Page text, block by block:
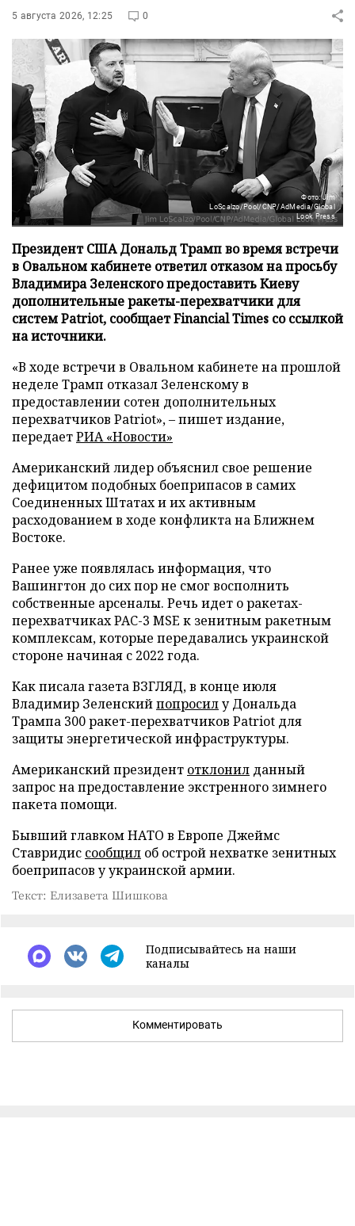
5 августа 2026, 12:25 0
Фото: Jim
LoScalzo/Pool/CNP/AdMedia/Global
Look Press
Президент США Дональд Трамп во время встречи
в Овальном кабинете ответил отказом на просьбу
Владимира Зеленского предоставить Киеву
дополнительные ракеты-перехватчики для
систем Patriot, сообщает Financial Times со ссылкой
на источники.
«В ходе встречи в Овальном кабинете на прошлой
неделе Трамп отказал Зеленскому в
предоставлении сотен дополнительных
перехватчиков Patriot», – пишет издание,
передаетРИА «Новости»
Американский лидер объяснил свое решение
дефицитом подобных боеприпасов в самих
Соединенных Штатах и их активным
расходованием в ходе конфликта на Ближнем
Востоке.
Ранее уже появлялась информация, что
Вашингтон до сих пор не смог восполнить
собственные арсеналы. Речь идет о ракетах-
перехватчиках PAC-3 MSE к зенитным ракетным
комплексам, которые передавались украинской
стороне начиная с 2022 года.
Как писала газета ВЗГЛЯД, в конце июля
Владимир Зеленскийпопросилу Дональда
Трампа 300 ракет-перехватчиков Patriot для
защиты энергетической инфраструктуры.
Американский президент отклонил данный
запрос на предоставление экстренного зимнего
пакета помощи.
Бывший главком НАТО в Европе Джеймс
Ставридис сообщил об острой нехватке зенитных
боеприпасов у украинской армии.
Текст: Елизавета Шишкова
Подписывайтесь на наши
каналы
Комментировать